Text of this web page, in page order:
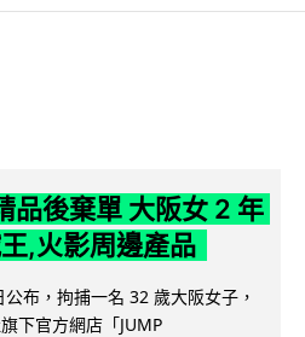
品後棄單 大阪女 2 年
,火影周邊產品
布，拘捕一名 32 歲大阪女子，
下官方網店「JUMP